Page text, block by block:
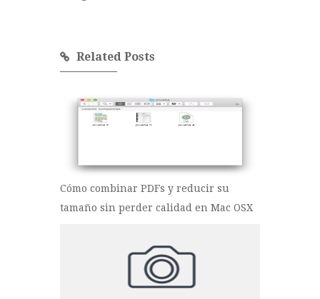
Related Posts
Cómo combinar PDFs y reducir su
tamaño sin perder calidad en Mac OSX